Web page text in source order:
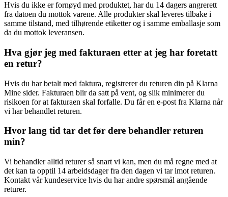
Hvis du ikke er fornøyd med produktet, har du 14 dagers angrerett
fra datoen du mottok varene. Alle produkter skal leveres tilbake i
samme tilstand, med tilhørende etiketter og i samme emballasje som
da du mottok leveransen.
Hva gjør jeg med fakturaen etter at jeg har foretatt
en retur?
Hvis du har betalt med faktura, registrerer du returen din på Klarna
Mine sider. Fakturaen blir da satt på vent, og slik minimerer du
risikoen for at fakturaen skal forfalle. Du får en e-post fra Klarna når
vi har behandlet returen.
Hvor lang tid tar det før dere behandler returen
min?
Vi behandler alltid returer så snart vi kan, men du må regne med at
det kan ta opptil 14 arbeidsdager fra den dagen vi tar imot returen.
Kontakt vår kundeservice hvis du har andre spørsmål angående
returer.